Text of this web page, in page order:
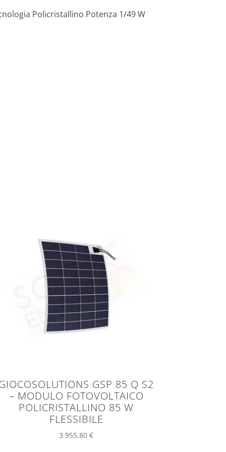
Policristallino Potenza 1/49 W
GSP 85 Q S2
– MODULO FOTOVOLTAICO
POLICRISTALLINO 85 W
FLESSIBILE
3.955,80€